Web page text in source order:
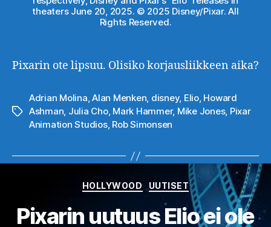
theaters June 20, 2025. © 2025 Disney/Pixar. All
Rights Reserved.
Pixarin ote lipsuu. Olisiko korjausliikkeen aika?
Avainsanat
Adrian Molina,Alan Menken, disney, Elio, Howard
Ashman, Julia Cho, Mark Hammer, Mike Jones, Pixar
Animation Studios, Rob Simonsen
Kategoriat
HOLLYWOOD UUTISET
Pixarin uutuus Elio ei ole